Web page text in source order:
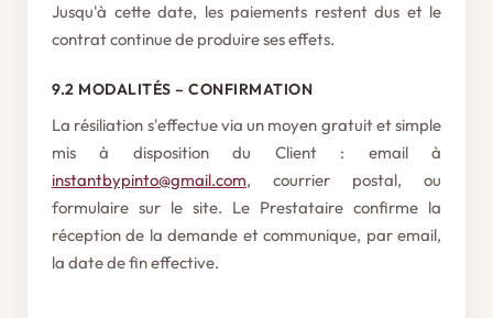
Jusqu'à cette date, les paiements restent dus et le
contrat continue de produire ses effets.
9.2 MODALITÉS – CONFIRMATION
La résiliation s'effectue via un moyen gratuit et simple
mis à disposition du Client : email à
instantbypinto@gmail.com, courrier postal, ou
formulaire sur le site. Le Prestataire confirme la
réception de la demande et communique, par email,
la date de fin effective.